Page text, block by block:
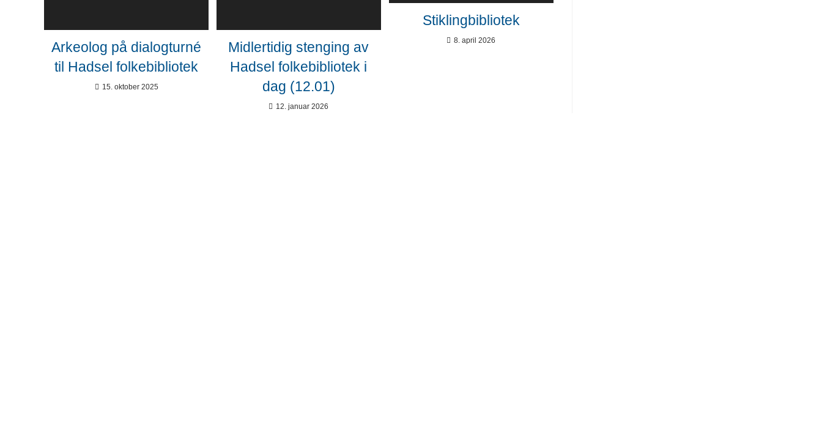
Arkeolog på dialogturné
til Hadsel folkebibliotek
15. oktober 2025
Midlertidig stenging av
Hadsel folkebibliotek i
dag (12.01)
12. januar 2026
Stiklingbibliotek
8. april 2026